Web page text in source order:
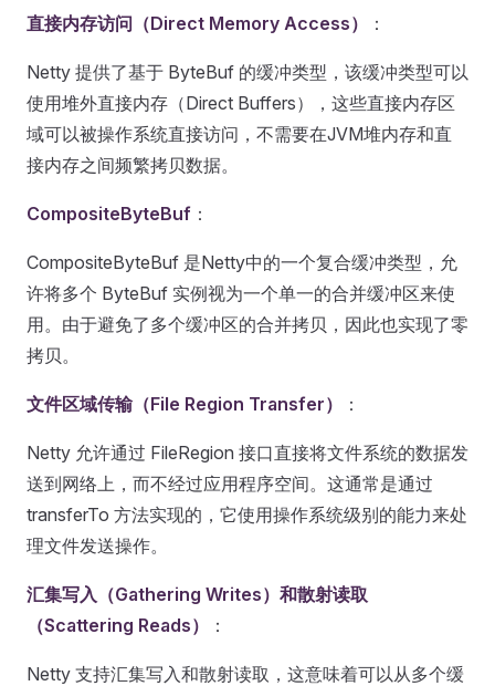
直接内存访问（Direct Memory Access） ：
Netty 提供了基于 ByteBuf 的缓冲类型，该缓冲类型可以
使用堆外直接内存（Direct Buffers），这些直接内存区
域可以被操作系统直接访问，不需要在JVM堆内存和直
接内存之间频繁拷贝数据。
CompositeByteBuf ：
CompositeByteBuf 是Netty中的一个复合缓冲类型，允
许将多个 ByteBuf 实例视为一个单一的合并缓冲区来使
用。由于避免了多个缓冲区的合并拷贝，因此也实现了零
拷贝。
文件区域传输（File Region Transfer） ：
Netty 允许通过 FileRegion 接口直接将文件系统的数据发
送到网络上，而不经过应用程序空间。这通常是通过
transferTo 方法实现的，它使用操作系统级别的能力来处
理文件发送操作。
汇集写入（Gathering Writes）和散射读取
（Scattering Reads）
：
Netty 支持汇集写入和散射读取，这意味着可以从多个缓